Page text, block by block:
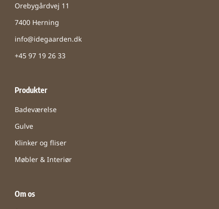
Orebygårdvej 11
7400 Herning
info@idegaarden.dk
+45 97 19 26 33
Produkter
Badeværelse
Gulve
Klinker og fliser
Møbler & Interiør
Om os